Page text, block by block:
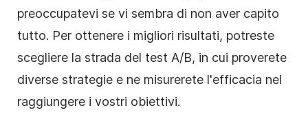
preoccupatevi se vi sembra di non aver capito
tutto. Per ottenere i migliori risultati, potreste
scegliere la strada del test A/B, in cui proverete
diverse strategie e ne misurerete l'efficacia nel
raggiungere i vostri obiettivi.